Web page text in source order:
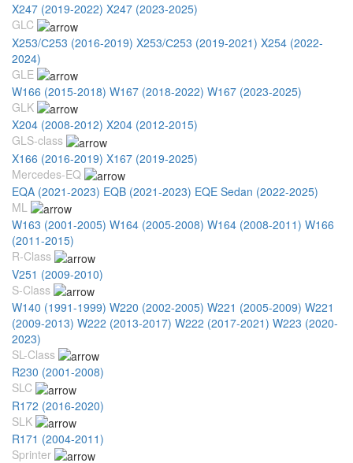
X247 (2019-2022) X247 (2023-2025)
GLC
X253/С253 (2016-2019) X253/С253 (2019-2021) X254 (2022-
2024)
GLE
W166 (2015-2018) W167 (2018-2022) W167 (2023-2025)
GLK
X204 (2008-2012) X204 (2012-2015)
GLS-class
X166 (2016-2019) X167 (2019-2025)
Mercedes-EQ
EQA (2021-2023) EQB (2021-2023) EQE Sedan (2022-2025)
ML
W163 (2001-2005) W164 (2005-2008) W164 (2008-2011) W166
(2011-2015)
R-Class
V251 (2009-2010)
S-Class
W140 (1991-1999) W220 (2002-2005) W221 (2005-2009) W221
(2009-2013) W222 (2013-2017) W222 (2017-2021) W223 (2020-
2023)
SL-Class
R230 (2001-2008)
SLC
R172 (2016-2020)
SLK
R171 (2004-2011)
Sprinter